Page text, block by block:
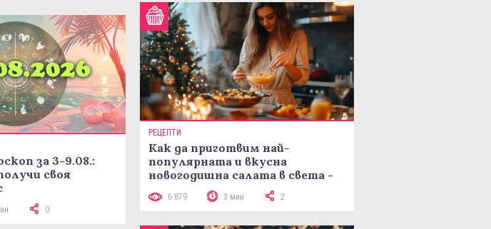
за 3-9.08.:
своя
0
РЕЦЕПТИ
Как да приготвим най-
популярната и вкусна
новогодишна салата в света -
рецепта Мимоза
6 879 3 мин 2